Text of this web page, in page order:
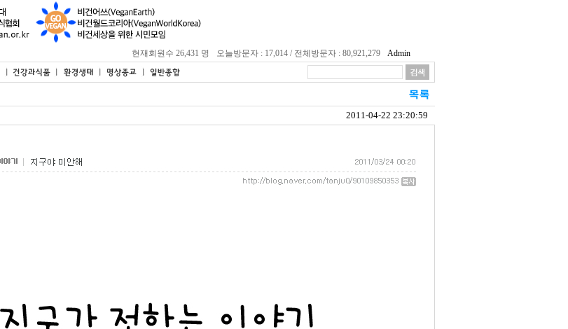
현재회원수 26,431 명 오늘방문자 : 17,014 / 전체방문자 : 80,921,279 Admin
2011-04-22 23:20:59